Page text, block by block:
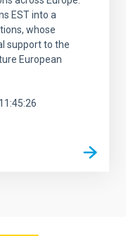
EST into a
whose
support to the
European